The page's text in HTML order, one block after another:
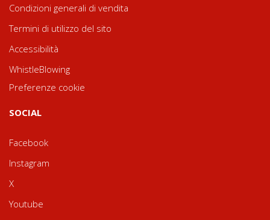
Condizioni generali di vendita
Termini di utilizzo del sito
Accessibilità
WhistleBlowing
Preferenze cookie
SOCIAL
Facebook
Instagram
X
Youtube